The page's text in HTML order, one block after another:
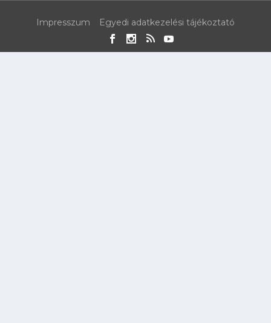
Impresszum Egyedi adatkezelési tájékoztató